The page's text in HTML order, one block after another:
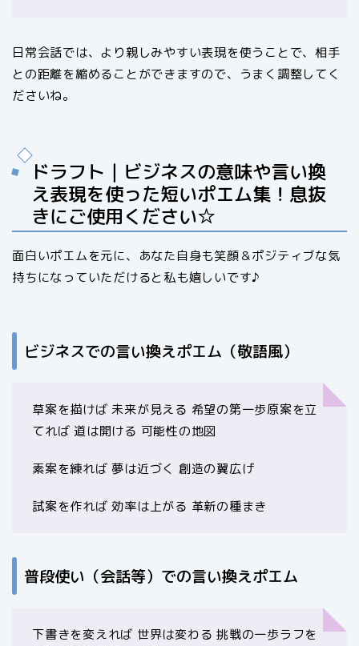
日常会話では、より親しみやすい表現を使うことで、相手
との距離を縮めることができますので、うまく調整してく
ださいね。
ドラフト｜ビジネスの意味や言い換
え表現を使った短いポエム集！息抜
きにご使用ください☆
面白いポエムを元に、あなた自身も笑顔＆ポジティブな気
持ちになっていただけると私も嬉しいです♪
ビジネスでの言い換えポエム（敬語風）
草案を描けば 未来が見える 希望の第一歩原案を立
てれば 道は開ける 可能性の地図
素案を練れば 夢は近づく 創造の翼広げ
試案を作れば 効率は上がる 革新の種まき
普段使い（会話等）での言い換えポエム
下書きを変えれば 世界は変わる 挑戦の一歩ラフを